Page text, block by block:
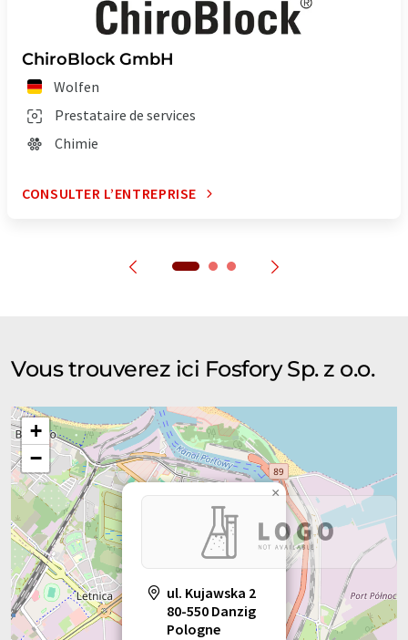
ChiroBlock GmbH
Wolfen
Prestataire de services
Chimie
CONSULTER L’ENTREPRISE
Vous trouverez ici Fosfory Sp. z o.o.
ul. Kujawska 2
80-550 Danzig
Pologne
×
+
−